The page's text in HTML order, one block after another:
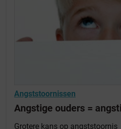
Angststoornissen
Angstige ouders =
Grotere kans op angststoornis